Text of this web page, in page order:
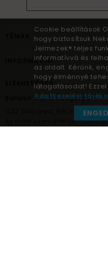
INFORMÁCIÓ
ELÉRHETŐSÉG
Balloon World Hungary Kft.
Bécsi út 267.
Az oldal üzemeltetője – nem
Cookie beállítások
hogy biztosítsuk
Jelmezek® teljes
informatívvá és
az oldalt. Kérünk,
hogy élménnyé
látogatásodat!
Adatkezelési